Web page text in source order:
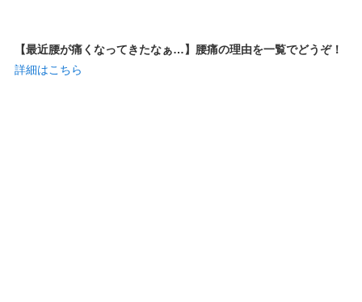
【最近腰が痛くなってきたなぁ…】腰痛の理由を一覧でどうぞ！
詳細はこちら